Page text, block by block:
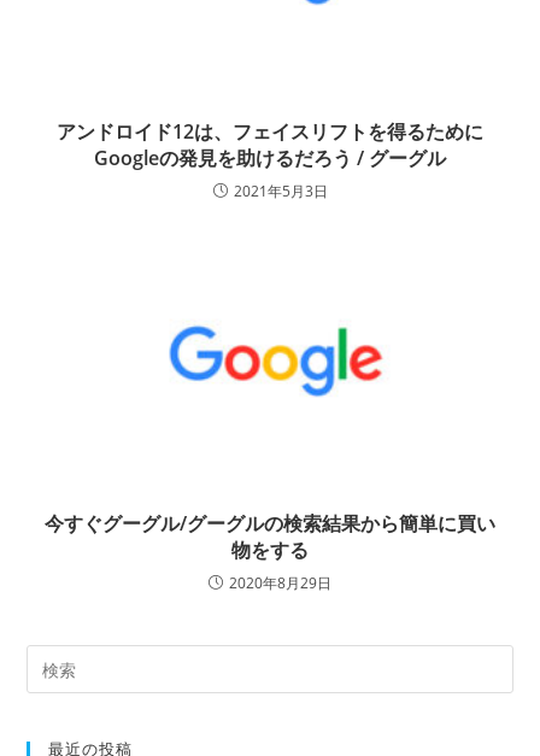
アンドロイド12は、フェイスリフトを得るために
Googleの発見を助けるだろう / グーグル
2021年5月3日
今すぐグーグル/グーグルの検索結果から簡単に買い
物をする
2020年8月29日
最近の投稿